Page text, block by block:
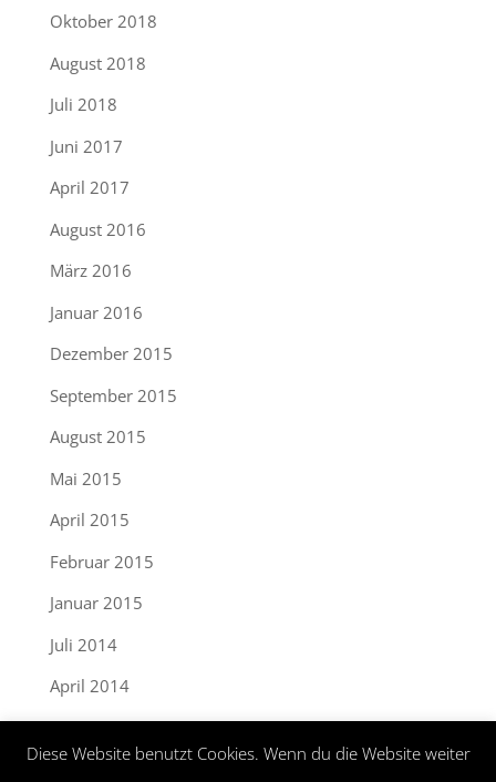
Oktober 2018
August 2018
Juli 2018
Juni 2017
April 2017
August 2016
März 2016
Januar 2016
Dezember 2015
September 2015
August 2015
Mai 2015
April 2015
Februar 2015
Januar 2015
Juli 2014
April 2014
September 2013
Diese Website benutzt Cookies. Wenn du die Website weiter